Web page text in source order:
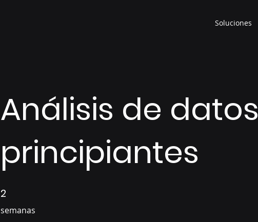
Soluciones
Análisis de datos
principiantes
2
semanas
2 semanas